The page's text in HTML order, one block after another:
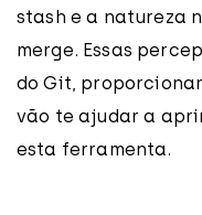
stash e a natureza
merge. Essas
do Git,
vão te ajudar a
esta ferramenta.